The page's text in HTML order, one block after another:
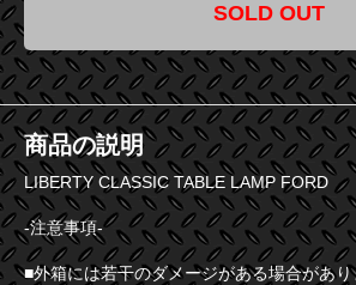
SOLD OUT
商品の説明
LIBERTY CLASSIC TABLE LAMP FORD
-注意事項-
■外箱には若干のダメージがある場合があ